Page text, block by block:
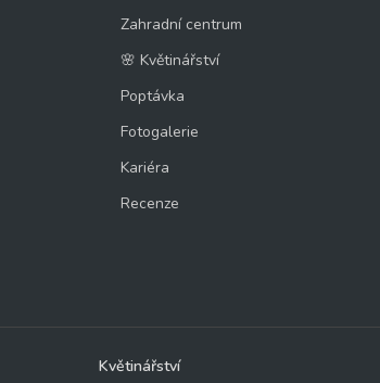
Zahradní centrum
🌸 Květinářství
Poptávka
Fotogalerie
Kariéra
Recenze
Květinářství